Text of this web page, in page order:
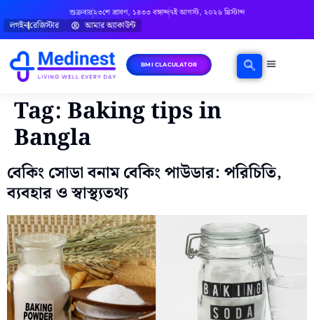
শুক্রবার২৩শে শ্রাবণ, ১৪৩৩ বঙ্গাব্দ৭ই আগস্ট, ২০২৬ খ্রিস্টাব্দ
লগইনরেজিস্টার আমার অ্যাকাউন্ট
BMI CLACULATOR
Tag:Baking tips in
Bangla
বেকিং সোডা বনাম বেকিং পাউডার: পরিচিতি,
ব্যবহার ও স্বাস্থ্যতথ্য